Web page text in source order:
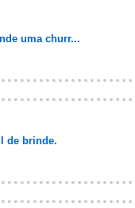
uma churr...
de brinde.